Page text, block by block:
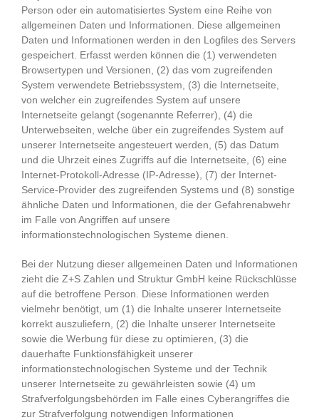
Person oder ein automatisiertes System eine Reihe von
allgemeinen Daten und Informationen. Diese allgemeinen
Daten und Informationen werden in den Logfiles des Servers
gespeichert. Erfasst werden können die (1) verwendeten
Browsertypen und Versionen, (2) das vom zugreifenden
System verwendete Betriebssystem, (3) die Internetseite,
von welcher ein zugreifendes System auf unsere
Internetseite gelangt (sogenannte Referrer), (4) die
Unterwebseiten, welche über ein zugreifendes System auf
unserer Internetseite angesteuert werden, (5) das Datum
und die Uhrzeit eines Zugriffs auf die Internetseite, (6) eine
Internet-Protokoll-Adresse (IP-Adresse), (7) der Internet-
Service-Provider des zugreifenden Systems und (8) sonstige
ähnliche Daten und Informationen, die der Gefahrenabwehr
im Falle von Angriffen auf unsere
informationstechnologischen Systeme dienen.
Bei der Nutzung dieser allgemeinen Daten und Informationen
zieht die Z+S Zahlen und Struktur GmbH keine Rückschlüsse
auf die betroffene Person. Diese Informationen werden
vielmehr benötigt, um (1) die Inhalte unserer Internetseite
korrekt auszuliefern, (2) die Inhalte unserer Internetseite
sowie die Werbung für diese zu optimieren, (3) die
dauerhafte Funktionsfähigkeit unserer
informationstechnologischen Systeme und der Technik
unserer Internetseite zu gewährleisten sowie (4) um
Strafverfolgungsbehörden im Falle eines Cyberangriffes die
zur Strafverfolgung notwendigen Informationen